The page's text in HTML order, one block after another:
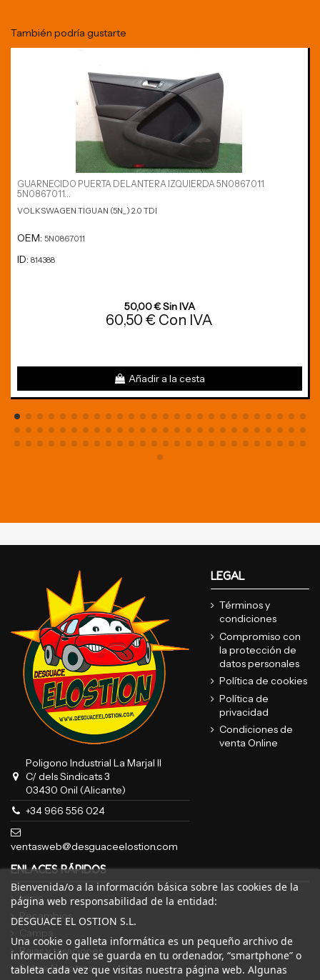
También podría gustarte
GUARNECIDO PUERTA DELANTERA IZQUIERDA 5N0867011
5N0867011...
VOLKSWAGEN TIGUAN (5N_) 2.0 TDI
OEM: 5N0867011
ID: 814388
50,00 € Sin IVA
60,50 € Con IVA
Añadir a la cesta
Poligono Industrial La Marjal II
C/ dels Sindicats 3
03430 Onil (Alicante)
+34 966 556 024
ventasweb@desguaceelostion.com
LEGAL
Términos y
condiciones
Compromiso con
la protección de
datos personales
Política de cookies
Política de
privacidad
Condiciones de
venta Online
ENLACES RÁPIDOS
Inicio
Recambios
Bajas y tasaciones
Sobre Nosotros
Bienvenida/o a la información básica sobre las cookies de la
página web responsabilidad de la entidad:
DESGUACE EL OSTION S.L.
Una cookie o galleta informática es un pequeño archivo de
información que se guarda en tu ordenador, “smartphone” o
tableta cada vez que visitas nuestra página web. Algunas